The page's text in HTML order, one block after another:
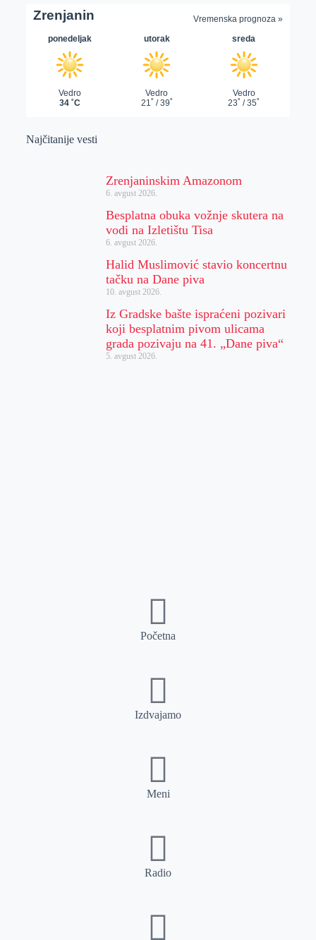
Najčitanije vesti
Zrenjaninskim Amazonom
6. avgust 2026.
Besplatna obuka vožnje skutera na
vodi na Izletištu Tisa
6. avgust 2026.
Halid Muslimović stavio koncertnu
tačku na Dane piva
10. avgust 2026.
Iz Gradske bašte ispraćeni pozivari
koji besplatnim pivom ulicama
grada pozivaju na 41. „Dane piva“
5. avgust 2026.
Početna
Izdvajamo
Meni
Radio